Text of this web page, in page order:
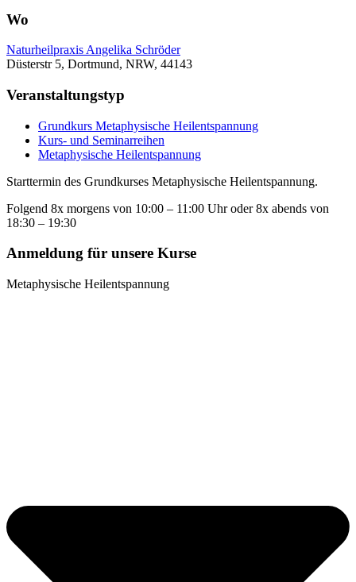
Wo
Naturheilpraxis Angelika Schröder
Düsterstr 5, Dortmund, NRW, 44143
Veranstaltungstyp
Grundkurs Metaphysische Heilentspannung
Kurs- und Seminarreihen
Metaphysische Heilentspannung
Starttermin des Grundkurses Metaphysische Heilentspannung.
Folgend 8x morgens von 10:00 – 11:00 Uhr oder 8x abends von
18:30 – 19:30
Anmeldung für unsere Kurse
Metaphysische Heilentspannung